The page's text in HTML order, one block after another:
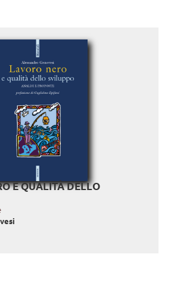
testo
E QUALITÀ DELLO